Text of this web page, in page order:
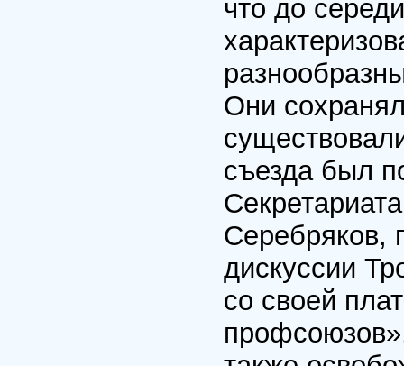
что до
Они
съезда был
Серебряков,
дискуссии
со своей